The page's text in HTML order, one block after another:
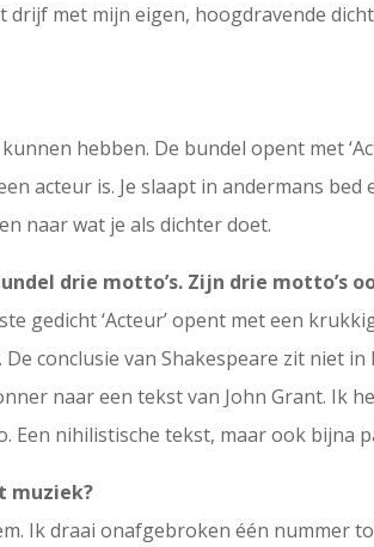
met mijn eigen, hoogdravende
hebben. De bundel opent met
acteur is. Je slaapt in andermans
naar wat je als dichter doet.
drie motto’s. Zijn drie motto’s
gedicht ‘Acteur’ opent met een
De conclusie van Shakespeare zit
naar een tekst van John Grant. Ik
Een nihilistische tekst, maar ook bijna
muziek?
Ik draai onafgebroken één nummer